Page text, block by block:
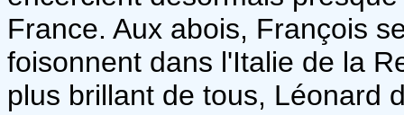
France. Aux abois, François
foisonnent dans l'Italie de la
plus brillant de tous, Léonard